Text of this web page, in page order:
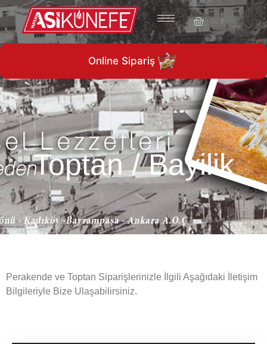
1960’ tan günümüze…
Online Sipariş
Toptan / Bayilik
Perakende ve Toptan Siparişlerinizle İlgili Aşağıdaki İletişim
Bilgileriyle Bize Ulaşabilirsiniz.